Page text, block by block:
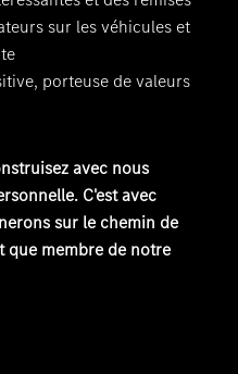
sur les véhicules et
porteuse de valeurs
avec nous
C'est avec
sur le chemin de
que membre de notre